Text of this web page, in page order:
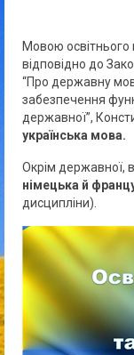
Мовою освітнього
відповідно до
“Про державну
забезпечення
державної”,
українська мова.
Окрім державної,
німецька й
дисципліни).